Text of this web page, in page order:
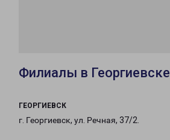
Филиалы в Георгиевске
ГЕОРГИЕВСК
г. Георгиевск, ул. Речная, 37/2.